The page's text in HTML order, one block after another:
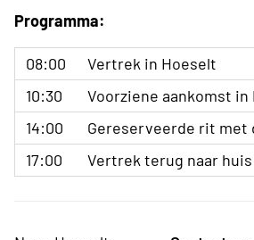
Programma:
08:00
Vertrek in Hoeselt
10:30
Voorziene aankomst in
14:00
Gereserveerde rit met
17:00
Vertrek terug naar huis